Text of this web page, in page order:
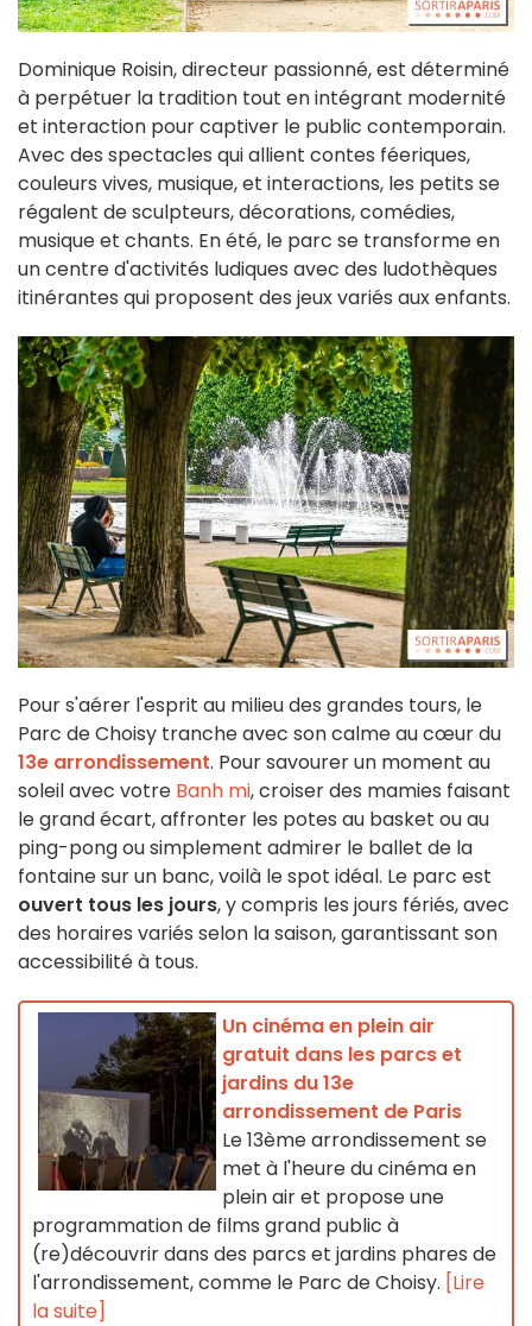
Dominique Roisin, directeur passionné, est déterminé
à perpétuer la tradition tout en intégrant modernité
et interaction pour captiver le public contemporain.
Avec des spectacles qui allient contes féeriques,
couleurs vives, musique, et interactions, les petits se
régalent de sculpteurs, décorations, comédies,
musique et chants. En été, le parc se transforme en
un centre d'activités ludiques avec des ludothèques
itinérantes qui proposent des jeux variés aux enfants.
Pour s'aérer l'esprit au milieu des grandes tours, le
Parc de Choisy tranche avec son calme au cœur du
13e arrondissement. Pour savourer un moment au
soleil avec votre Banh mi, croiser des mamies faisant
le grand écart, affronter les potes au basket ou au
ping-pong ou simplement admirer le ballet de la
fontaine sur un banc, voilà le spot idéal. Le parc est
ouvert tous les jours, y compris les jours fériés, avec
des horaires variés selon la saison, garantissant son
accessibilité à tous.
Un cinéma en plein air
gratuit dans les parcs et
jardins du 13e
arrondissement de Paris
Le 13ème arrondissement se
met à l'heure du cinéma en
plein air et propose une
programmation de films grand public à
(re)découvrir dans des parcs et jardins phares de
l'arrondissement, comme le Parc de Choisy. [Lire
la suite]